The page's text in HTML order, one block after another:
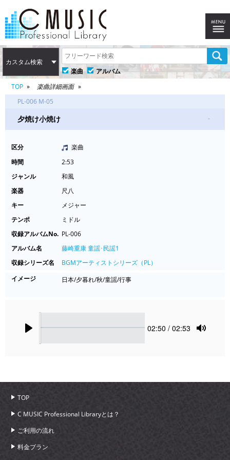
カスタム検索
楽曲
アルバム
TOP
楽曲詳細画面
PL-006 M-05
夕焼け小焼け -
区分
楽曲
時間
2:53
ジャンル
和風
楽器
尺八
キー
メジャー
テンポ
ミドル
収録アルバムNo. PL-006
アルバム名
藤崎重康 童謡･民謡1
収録シリーズ名
BGMアーティストシリーズ（PL）
イメージ
日本/夕暮れ/秋/童謡/行事
Current
02:50 / 02:53
TOP
C MUSIC Professional Libraryとは？
ご利用の流れ
料金プラン